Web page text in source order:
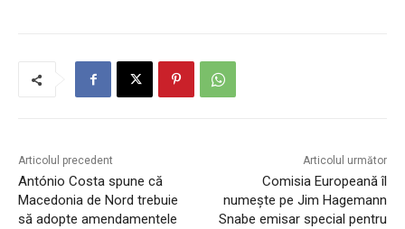
Articolul precedent
António Costa spune că
Macedonia de Nord trebuie
să adopte amendamentele
Articolul următor
Comisia Europeană îl
numește pe Jim Hagemann
Snabe emisar special pentru